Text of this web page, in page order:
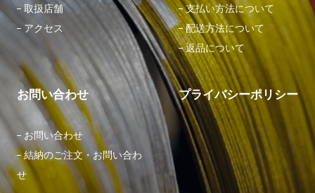
取扱店舗
アクセス
⽀払い⽅法について
配送⽅法について
返品について
お問い合わせ
お問い合わせ
結納のご注文・お問い合わ
せ
プライバシーポリシー